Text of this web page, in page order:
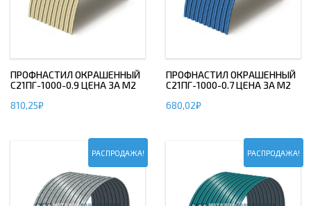
ПРОФНАСТИЛ ОКРАШЕННЫЙ
С21ПГ-1000-0.9 ЦЕНА ЗА М2
810,25₽
ПРОФНАСТИЛ ОКРАШЕННЫЙ
С21ПГ-1000-0.7 ЦЕНА ЗА М2
680,02₽
РАСПРОДАЖА! РАСПРОДАЖА!